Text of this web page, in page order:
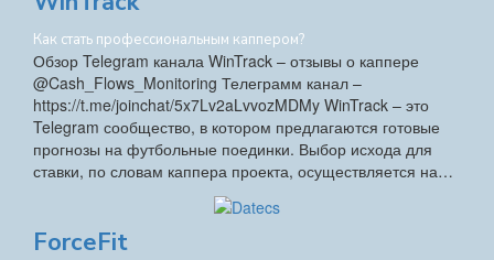
Как стать профессиональным каппером?
Обзор Telegram канала WinTrack – отзывы о каппере
@Cash_Flows_Monitoring Телеграмм канал –
https://t.me/joinchat/5x7Lv2aLvvozMDMy WinTrack – это
Telegram сообщество, в котором предлагаются готовые
прогнозы на футбольные поединки. Выбор исхода для
ставки, по словам каппера проекта, осуществляется на…
ForceFit